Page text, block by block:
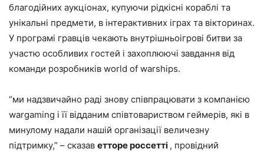
благодійних аукціонах, купуючи рідкісні кораблі та
унікальні предмети, в інтерактивних іграх та вікторинах.
У програмі гравців чекають внутрішньоігрові битви за
участю особливих гостей і захоплюючі завдання від
команди розробників world of warships.
“ми надзвичайно раді знову співпрацювати з компанією
wargaming і її відданим співтовариством геймерів, які в
минулому надали нашій організації величезну
підтримку,” – сказав етторе россетті , провідний